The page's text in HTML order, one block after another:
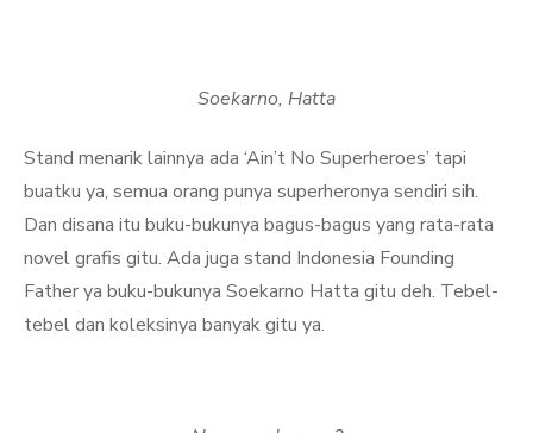
Soekarno, Hatta
Stand menarik lainnya ada ‘Ain’t No Superheroes’ tapi
buatku ya, semua orang punya superheronya sendiri sih.
Dan disana itu buku-bukunya bagus-bagus yang rata-rata
novel grafis gitu. Ada juga stand Indonesia Founding
Father ya buku-bukunya Soekarno Hatta gitu deh. Tebel-
tebel dan koleksinya banyak gitu ya.